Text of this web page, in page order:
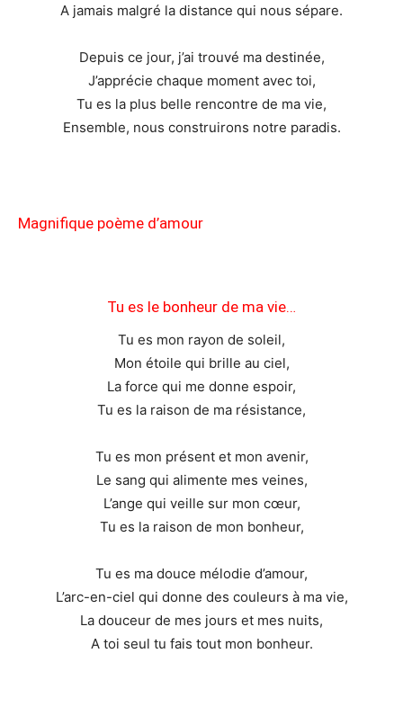
A jamais malgré la distance qui nous sépare.
Depuis ce jour, j’ai trouvé ma destinée,
J’apprécie chaque moment avec toi,
Tu es la plus belle rencontre de ma vie,
Ensemble, nous construirons notre paradis.
Magnifique poème d’amour
Tu es le bonheur de ma vie…
Tu es mon rayon de soleil,
Mon étoile qui brille au ciel,
La force qui me donne espoir,
Tu es la raison de ma résistance,
Tu es mon présent et mon avenir,
Le sang qui alimente mes veines,
L’ange qui veille sur mon cœur,
Tu es la raison de mon bonheur,
Tu es ma douce mélodie d’amour,
L’arc-en-ciel qui donne des couleurs à ma vie,
La douceur de mes jours et mes nuits,
A toi seul tu fais tout mon bonheur.